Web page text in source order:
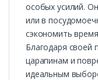
особых усилий.
или в
сэкономить
Благодаря своей
царапинам и
идеальным